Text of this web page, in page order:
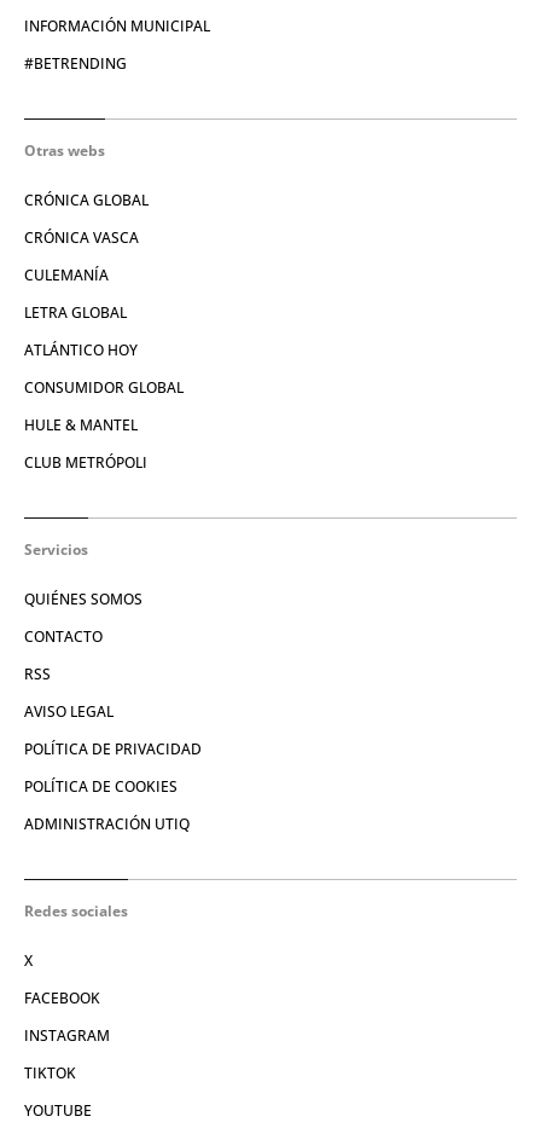
INFORMACIÓN MUNICIPAL
#BETRENDING
Otras webs
CRÓNICA GLOBAL
CRÓNICA VASCA
CULEMANÍA
LETRA GLOBAL
ATLÁNTICO HOY
CONSUMIDOR GLOBAL
HULE & MANTEL
CLUB METRÓPOLI
Servicios
QUIÉNES SOMOS
CONTACTO
RSS
AVISO LEGAL
POLÍTICA DE PRIVACIDAD
POLÍTICA DE COOKIES
ADMINISTRACIÓN UTIQ
Redes sociales
X
FACEBOOK
INSTAGRAM
TIKTOK
YOUTUBE